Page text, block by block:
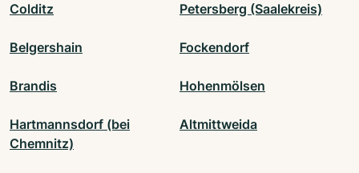
Colditz Petersberg (Saalekreis)
Belgershain Fockendorf
Brandis Hohenmölsen
Hartmannsdorf (bei
Chemnitz)
Altmittweida